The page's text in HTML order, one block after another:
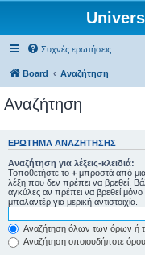
Συχνές ερωτήσεις
Board Αναζήτηση
Αναζήτηση
ΕΡΏΤΗΜΑ ΑΝΑΖΉΤΗΣΗΣ
Αναζήτηση για λέξεις-κλειδιά:
Τοποθετήστε το + μπροστά από
λέξη που δεν πρέπει να βρεθεί.
αγκύλες αν πρέπει να βρεθεί μόνο
μπαλαντέρ για μερική αντιστοιχία.
Αναζήτηση όλων των όρων ή
Αναζήτηση οποιουδήποτε όρου